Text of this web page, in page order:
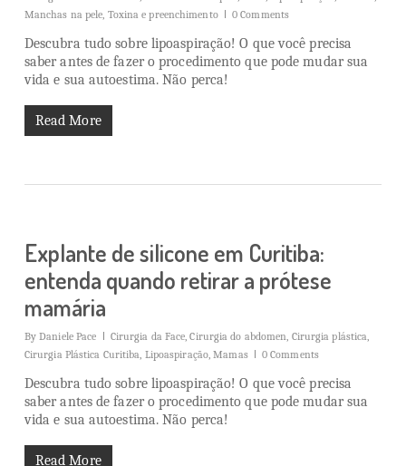
Manchas na pele, Toxina e preenchimento 0 Comments
Descubra tudo sobre lipoaspiração! O que você precisa
saber antes de fazer o procedimento que pode mudar sua
vida e sua autoestima. Não perca!
Read More
Explante de silicone em Curitiba:
entenda quando retirar a prótese
mamária
By Daniele Pace Cirurgia da Face,Cirurgia do abdomen, Cirurgia plástica,
Cirurgia Plástica Curitiba, Lipoaspiração,Mamas 0 Comments
Descubra tudo sobre lipoaspiração! O que você precisa
saber antes de fazer o procedimento que pode mudar sua
vida e sua autoestima. Não perca!
Read More